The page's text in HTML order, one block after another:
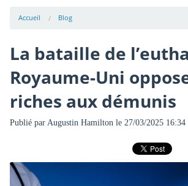
Accueil Blog
La bataille de
Royaume-Uni
riches aux démunis
Publié par Augustin Hamilton le 27/03/2025 16:34